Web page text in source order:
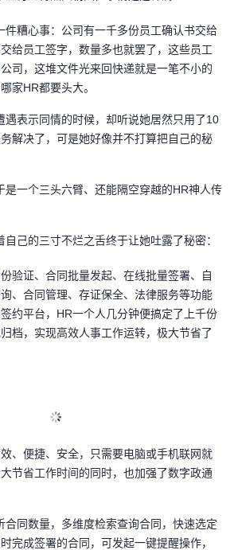
件糟心事：公司有一千多份员工确认书交给
给员工签字，数量多也就罢了，这些员工
司，这堆文件光来回快递就是一笔不小的
家HR都要头大。
遇表示同情的时候，却听说她居然只用了10
解决了，可是她好像并不打算把自己的秘
是一个三头六臂、还能隔空穿越的HR神人传
己的三寸不烂之舌终于让她吐露了秘密：
验证、合同批量发起、在线批量签署、自
、合同管理、存证保全、法律服务等功能
约平台，HR一个人几分钟便搞定了上千份
档，实现高效人事工作运转，极大节省了
、便捷、安全，只需要电脑或手机联网就
节省工作时间的同时，也加强了数字政通
合同数量，多维度检索查询合同，快速选定
完成签署的合同，可发起一键提醒操作，